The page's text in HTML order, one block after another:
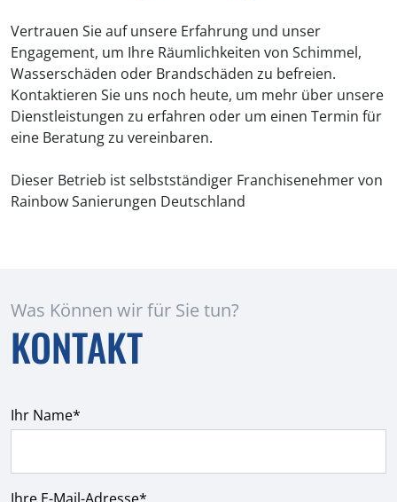
Vertrauen Sie auf unsere Erfahrung und unser
Engagement, um Ihre Räumlichkeiten von Schimmel,
Wasserschäden oder Brandschäden zu befreien.
Kontaktieren Sie uns noch heute, um mehr über unsere
Dienstleistungen zu erfahren oder um einen Termin für
eine Beratung zu vereinbaren.
Dieser Betrieb ist selbstständiger Franchisenehmer von
Rainbow Sanierungen Deutschland
Was Können wir für Sie tun?
KONTAKT
Ihr Name*
Ihre E-Mail-Adresse*